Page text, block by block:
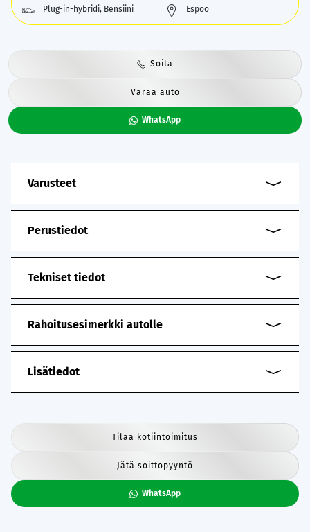
Plug-in-hybridi, Bensiini Espoo
Soita
Varaa auto
WhatsApp
Varusteet
Perustiedot
Tekniset tiedot
Rahoitusesimerkki autolle
Lisätiedot
Tilaa kotiintoimitus
Jätä soittopyyntö
WhatsApp